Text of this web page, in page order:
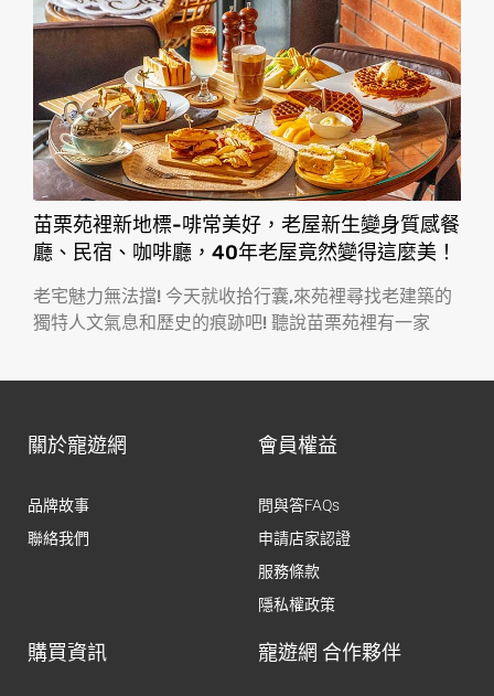
苗栗苑裡新地標-啡常美好，老屋新生變身質感餐
廳、民宿、咖啡廳，40年老屋竟然變得這麼美！
老宅魅力無法擋! 今天就收拾行囊,來苑裡尋找老建築的
獨特人文氣息和歷史的痕跡吧! 聽說苗栗苑裡有一家
關於寵遊網
品牌故事
聯絡我們
會員權益
問與答FAQs
申請店家認證
服務條款
隱私權政策
購買資訊 寵遊網 合作夥伴